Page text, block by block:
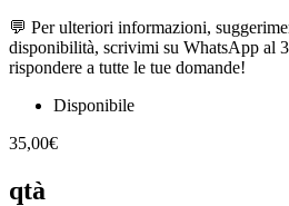
💬 Per ulteriori informazioni,
disponibilità, scrivimi su WhatsApp al
rispondere a tutte le tue domande!
Disponibile
35,00€
qtà